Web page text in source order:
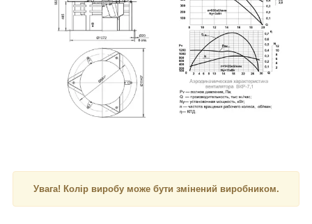
Увага! Колір виробу може бути змінений виробником.